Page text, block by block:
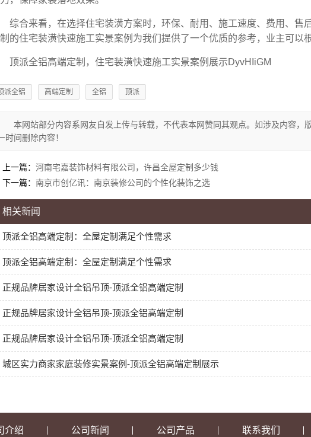
综合来看，在选择住宅装潢方案时，环保、耐用、施工速度、费用、售
的住宅装潢快速施工实景案例为我们提供了一个优质的参考，业主可以
顶派全铝高端定制，住宅装潢快速施工实景案例展示DyvHIiGM
派全铝 高端定制 全铝 顶派
本网站部分内容系网友自发上传与转载，不代表本网赞同其观点。如涉及内容，
时间删除内容！
上一篇： 河南宅嘉装饰材料有限公司，许昌全屋定制多少钱
下一篇： 南京市创亿讯：南京装修公司的个性化装饰之选
相关新闻
顶派全铝高端定制：全屋定制满足个性需求
顶派全铝高端定制：全屋定制满足个性需求
正规品牌居家设计全铝吊顶-顶派全铝高端定制
正规品牌居家设计全铝吊顶-顶派全铝高端定制
正规品牌居家设计全铝吊顶-顶派全铝高端定制
城区实力商家家庭装修实景案例-顶派全铝高端定制展示
介绍 公司新闻 公司产品 联系我们